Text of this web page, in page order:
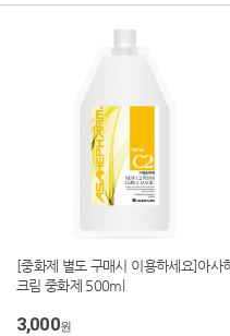
[중화제 별도 구매시 이용하세요]아사
크림 중화제 500ml
3,000원